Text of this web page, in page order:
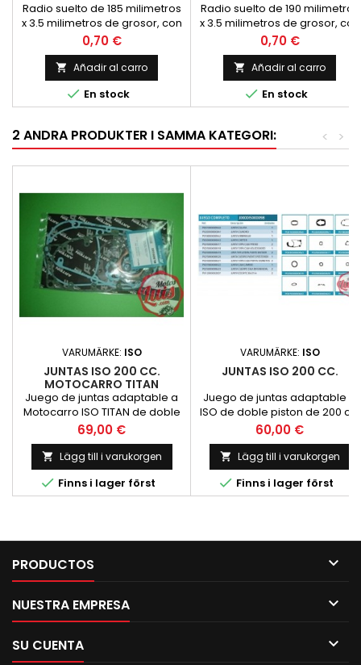
Radio suelto de 185 milimetros
x 3.5 milimetros de grosor, con
la cabecilla a 90 grados
Precio
0,70 €
 Añadir al carro
 En stock
Radio suelto de 190 milimetros
x 3.5 milimetros de grosor, con
la cabecilla a 90 grados
Precio
0,70 €
 Añadir al carro
 En stock
2 ANDRA PRODUKTER I SAMMA KATEGORI: >
<
VARUMÄRKE: ISO
JUNTAS ISO 200 CC.
MOTOCARRO TITAN
Juego de juntas adaptable a
Motocarro ISO TITAN de doble
piston de 200 cc. Realizadas
con papel d
Pris
69,00 €
 Lägg till i varukorgen
 Finns i lager först
VARUMÄRKE: ISO
JUNTAS ISO 200 CC.
Juego de juntas adaptable a
ISO de doble piston de 200 cc.
Realizadas con papel de
juntas de la mas alta calidad.
CARTERES GRANDES.
Comprobar forma con los
carteres segun el esquema
que se encuentra entre las
Pris
60,00 €
 Lägg till i varukorgen
 Finns i lager först
PRODUCTOS 
NUESTRA EMPRESA 
SU CUENTA 